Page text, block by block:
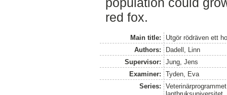
red fox.
Main title:
Utgör rödräven ett
Authors:
Dadell, Linn
Supervisor:
Jung, Jens
Examiner:
Tyden, Eva
Series: